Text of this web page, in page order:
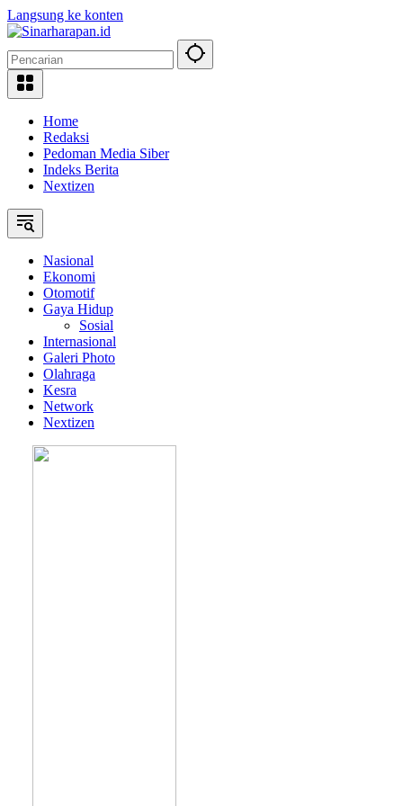
Langsung ke konten
Home
Redaksi
Pedoman Media Siber
Indeks Berita
Nextizen
Nasional
Ekonomi
Otomotif
Gaya Hidup
Sosial
Internasional
Galeri Photo
Olahraga
Kesra
Network
Nextizen